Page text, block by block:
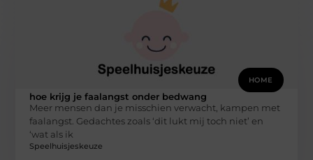
HOME
hoe krijg je faalangst onder bedwang
Meer mensen dan je misschien verwacht, kampen met
faalangst. Gedachtes zoals ‘dit lukt mij toch niet’ en
‘wat als ik
Speelhuisjeskeuze